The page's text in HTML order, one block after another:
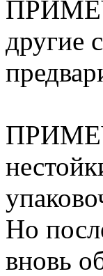
другие
Но
вновь